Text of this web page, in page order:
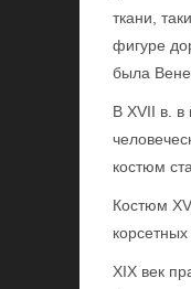
ткани,
фигуре
была
В XVII в.
костюм
Костюм
XIX век